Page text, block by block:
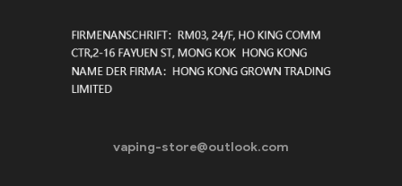
vaping-store@outlook.com